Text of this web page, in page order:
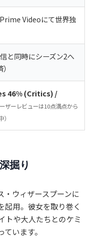
Prime Videoにて世界独
と同時にシーズン2へ
46% (Critics) /
ーザーレビューは10点満点から
掘り
・ウィザースプーンに
起用。彼女を取り巻く
トや大人たちとのケミ
います。